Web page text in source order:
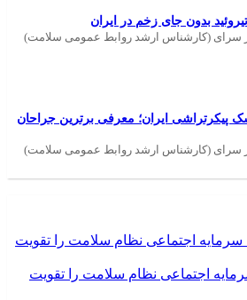
بدون جای زخم در ایران
سرای (کارشناس ارشد روابط عمومی سلامت)
پیکرتراشی ایران؛ معرفی برترین جراحان
سرای (کارشناس ارشد روابط عمومی سلامت)
اجتماعی نظام سلامت را تقویت